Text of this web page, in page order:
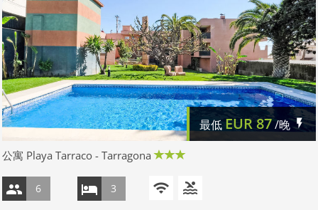
最低 EUR87/晚
公寓 Playa Tarraco - Tarragona
6 3